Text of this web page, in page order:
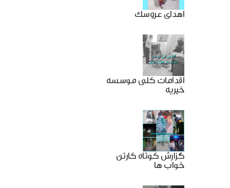
اهدای عروسک
اقدامات کلی موسسه
خیریه
گزارش کوتاه کارتن
خواب ها